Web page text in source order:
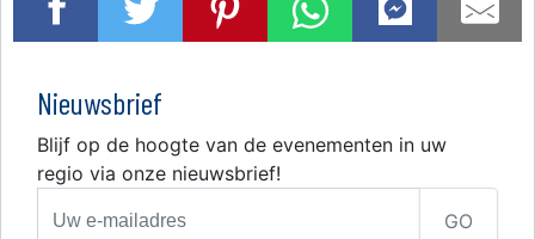
Nieuwsbrief
Blijf op de hoogte van de evenementen in uw
regio via onze nieuwsbrief!
GO